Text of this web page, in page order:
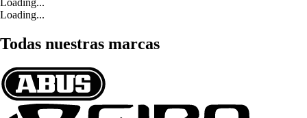
Loading...
Loading...
Todas nuestras marcas